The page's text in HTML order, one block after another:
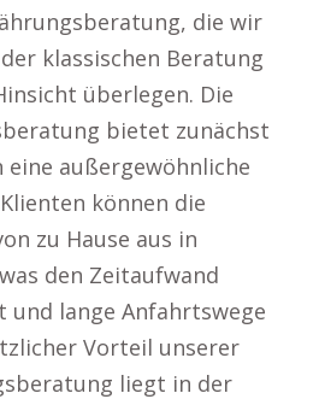
die wir
klassischen Beratung
überlegen. Die
bietet zunächst
eine außergewöhnliche
können die
zu Hause aus in
den Zeitaufwand
lange Anfahrtswege
Vorteil unserer
liegt in der